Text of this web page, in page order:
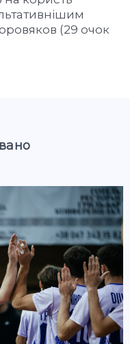
(29 очок